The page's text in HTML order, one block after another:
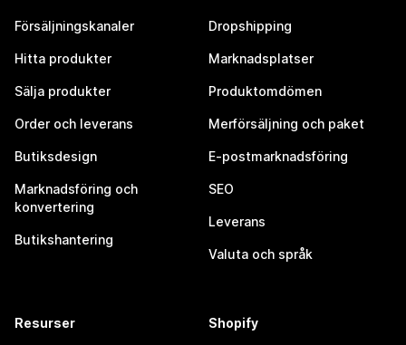
Försäljningskanaler
Hitta produkter
Sälja produkter
Order och leverans
Butiksdesign
Marknadsföring och
konvertering
Butikshantering
Dropshipping
Marknadsplatser
Produktomdömen
Merförsäljning och paket
E-postmarknadsföring
SEO
Leverans
Valuta och språk
Resurser Shopify